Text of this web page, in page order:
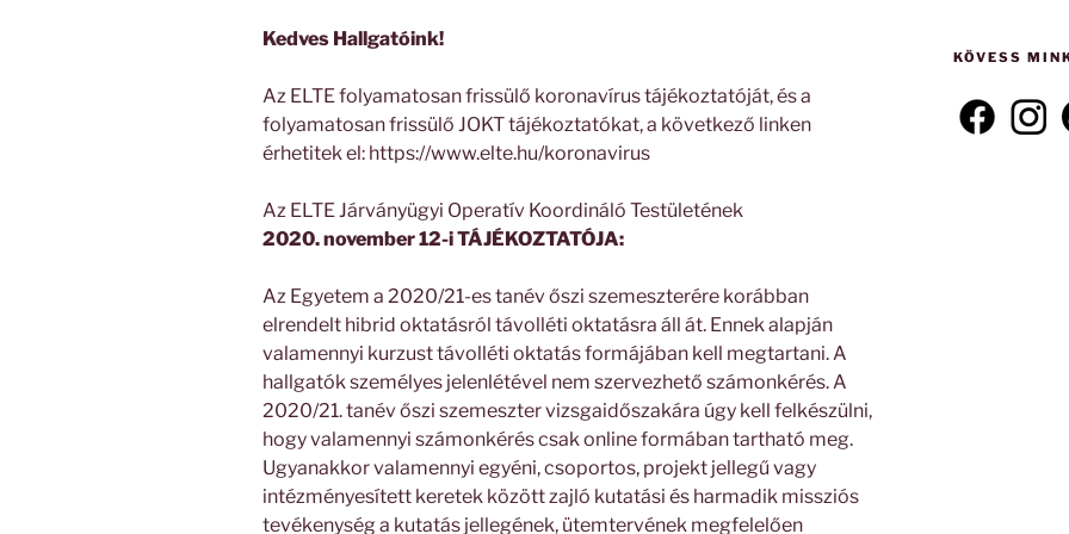
Kedves Hallgatóink!
Az ELTE folyamatosan frissülő koronavírus tájékoztatóját, és a
folyamatosan frissülő JOKT tájékoztatókat, a következő linken
érhetitek el: https://www.elte.hu/koronavirus
Az ELTE Járványügyi Operatív Koordináló Testületének
2020. november 12-i TÁJÉKOZTATÓJA:
Az Egyetem a 2020/21-es tanév őszi szemeszterére korábban
elrendelt hibrid oktatásról távolléti oktatásra áll át. Ennek alapján
valamennyi kurzust távolléti oktatás formájában kell megtartani. A
hallgatók személyes jelenlétével nem szervezhető számonkérés. A
2020/21. tanév őszi szemeszter vizsgaidőszakára úgy kell felkészülni,
hogy valamennyi számonkérés csak online formában tartható meg.
Ugyanakkor valamennyi egyéni, csoportos, projekt jellegű vagy
intézményesített keretek között zajló kutatási és harmadik missziós
tevékenység a kutatás jellegének, ütemtervének megfelelően
következő
KÖVESS